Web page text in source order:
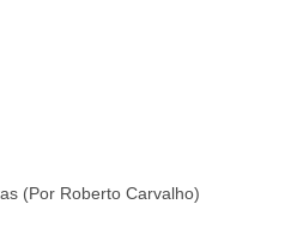
(por Roberto Carvalho)